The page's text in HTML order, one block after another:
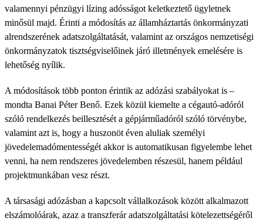
valamennyi pénzügyi lízing adósságot keletkeztető ügyletnek
minősül majd. Érinti a módosítás az államháztartás önkormányzati
alrendszerének adatszolgáltatását, valamint az országos nemzetiségi
önkormányzatok tisztségviselőinek járó illetmények emelésére is
lehetőség nyílik.
A módosítások több ponton érintik az adózási szabályokat is –
mondta Banai Péter Benő. Ezek közül kiemelte a cégautó-adóról
szóló rendelkezés beillesztését a gépjárműadóról szóló törvénybe,
valamint azt is, hogy a huszonöt éven aluliak személyi
jövedelemadómentességét akkor is automatikusan figyelembe lehet
venni, ha nem rendszeres jövedelemben részesül, hanem például
projektmunkában vesz részt.
A társasági adózásban a kapcsolt vállalkozások között alkalmazott
elszámolóárak, azaz a transzferár adatszolgáltatási kötelezettségéről